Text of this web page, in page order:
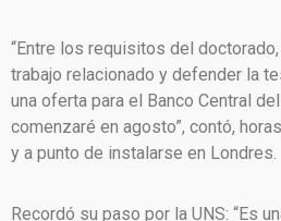
“Entre los requisitos del
trabajo relacionado y defender la
una oferta para el Banco Central
comenzaré en agosto”, contó,
y a punto de instalarse en Londres.
Recordó su paso por la UNS: “Es